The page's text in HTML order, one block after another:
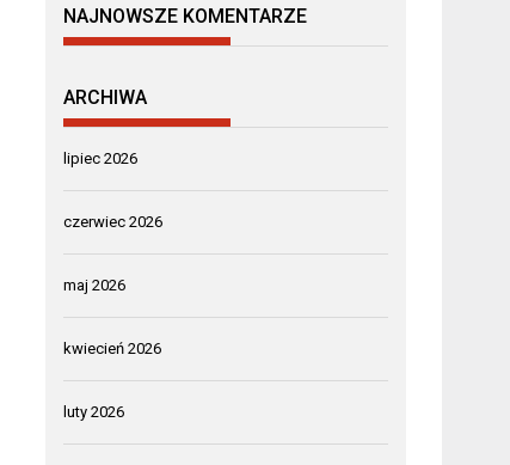
NAJNOWSZE KOMENTARZE
ARCHIWA
lipiec 2026
czerwiec 2026
maj 2026
kwiecień 2026
luty 2026